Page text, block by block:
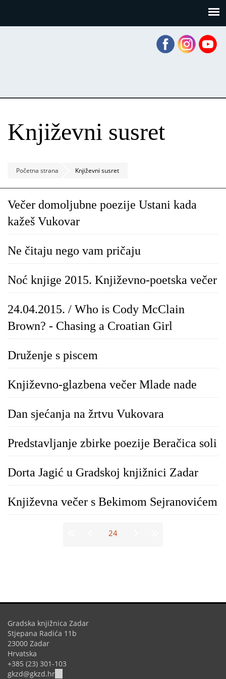
Književni susret
Početna strana Književni susret
Večer domoljubne poezije Ustani kada
kažeš Vukovar
Ne čitaju nego vam pričaju
Noć knjige 2015. Književno-poetska večer
24.04.2015. / Who is Cody McClain
Brown? - Chasing a Croatian Girl
Druženje s piscem
Književno-glazbena večer Mlade nade
Dan sjećanja na žrtvu Vukovara
Predstavljanje zbirke poezije Beračica soli
Dorta Jagić u Gradskoj knjižnici Zadar
Književna večer s Bekimom Sejranovićem
24
Gradska knjižnica Zadar
Stjepana Radića 11b
23000 Zadar
Hrvatska
+385 (23) 301-103
gkzd@gkzd.hr